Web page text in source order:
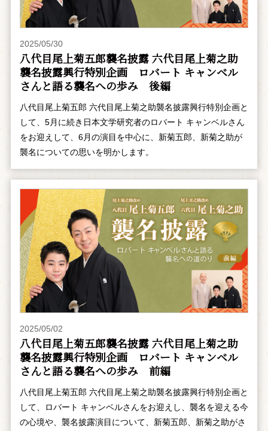
2025/05/30
八代目尾上菊五郎襲名披露 六代目尾上菊之助
襲名披露興行特別企画 ――ロバート キャンベル
さんと語る襲名への歩み 後編
八代目尾上菊五郎 六代目尾上菊之助襲名披露興行特別企画と
して、5月に続き日本文学研究者のロバート キャンベルさん
をお迎えして、6月の演目を中心に、新菊五郎、新菊之助が
襲名についての思いを明かします。
2025/05/02
八代目尾上菊五郎襲名披露 六代目尾上菊之助
襲名披露興行特別企画 ――ロバート キャンベル
さんと語る襲名への歩み 前編
八代目尾上菊五郎 六代目尾上菊之助襲名披露興行特別企画と
して、ロバート キャンベルさんをお迎えし、襲名を迎える今
の心境や、襲名披露演目について、新菊五郎、新菊之助がさ